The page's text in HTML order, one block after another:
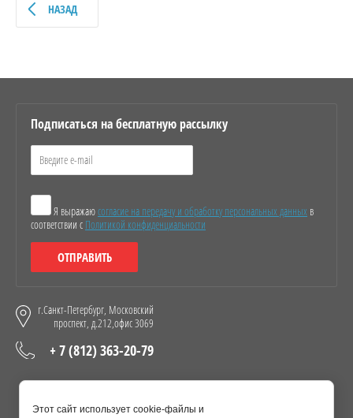
НАЗАД
Подписаться на бесплатную рассылку
Я выражаюсогласие на передачу и обработку персональных данных в
соответствии с Политикой конфиденциальности
ОТПРАВИТЬ
г.Санкт-Петербург, Московский
проспект, д.212,офис 3069
+ 7 (812) 363-20-79
Этот сайт использует cookie-файлы и